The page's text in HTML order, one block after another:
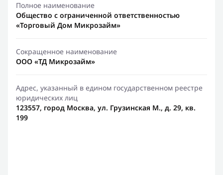
Полное наименование
Общество с ограниченной ответственностью
«Торговый Дом Микрозайм»
Сокращенное наименование
ООО «ТД Микрозайм»
Адрес, указанный в едином государственном реестре
юридических лиц
123557, город Москва, ул. Грузинская М., д. 29, кв.
199